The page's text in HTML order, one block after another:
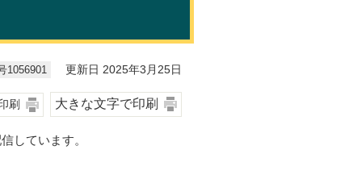
1056901 更新日 2025年3月25日
刷 大きな文字で印刷
しています。